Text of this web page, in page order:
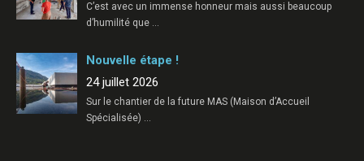
C’est avec un immense honneur mais aussi beaucoup
d’humilité que …
Nouvelle étape !
24 juillet 2026
Sur le chantier de la future MAS (Maison d’Accueil
Spécialisée)